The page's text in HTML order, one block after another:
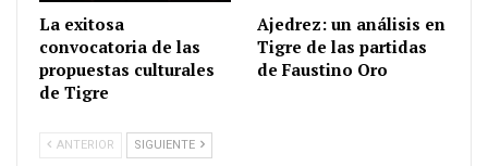
La exitosa
convocatoria de las
propuestas culturales
de Tigre
Ajedrez: un análisis en
Tigre de las partidas
de Faustino Oro
ANTERIOR SIGUIENTE